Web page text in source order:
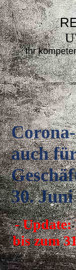
Ihr
auch
30.
- Update:
bis zum